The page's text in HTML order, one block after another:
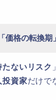
価格の転換期
たないリスク
投資家だけで